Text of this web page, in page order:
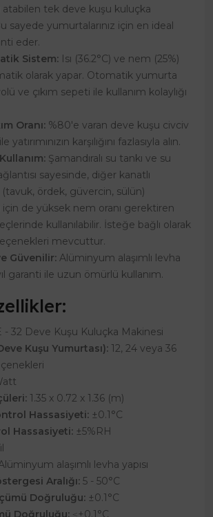
atabilen tek deve kuşu kuluçka
sayede yumurtalarınız için en ideal
eder.
Sistem: Isı (36.2°C) ve nem (25%)
olarak yapar. Otomatik yumurta
ve çıkım sepeti ile kullanım kolaylığı
Oranı: %80'e varan deve kuşu civciv
yatırımınızın karşılığını fazlasıyla alın.
Şamandıralı su tankı ve su
sayesinde, diğer kanatlı
(tavuk, ördek, güvercin, sülün)
için de yüksek nem oranı gerektiren
kullanılabilir. İsteğe bağlı olarak
mevcuttur.
Güvenilir: Alüminyum alaşımlı levha
garanti ile uzun ömürlü kullanım.
- 32 Deve Kuşu Kuluçka Makinesi
Kuşu Yumurtası): 12, 24 veya 36
1.35 x 0.72 x 1.36 (m)
Hassasiyeti: ±0.1°C
Hassasiyeti: ±5%RH
alaşımlı levha yapısı
Aralığı: 5 - 50°C
Doğruluğu: ±0.1°C